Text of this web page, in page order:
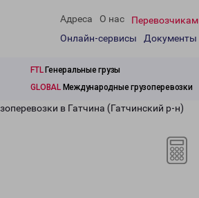
Адреса О нас Перевозчикам
Онлайн-сервисы
Документы
FTLГенеральные грузы
GLOBALМеждународные грузоперевозки
в Гатчина (Гатчинский р-н)